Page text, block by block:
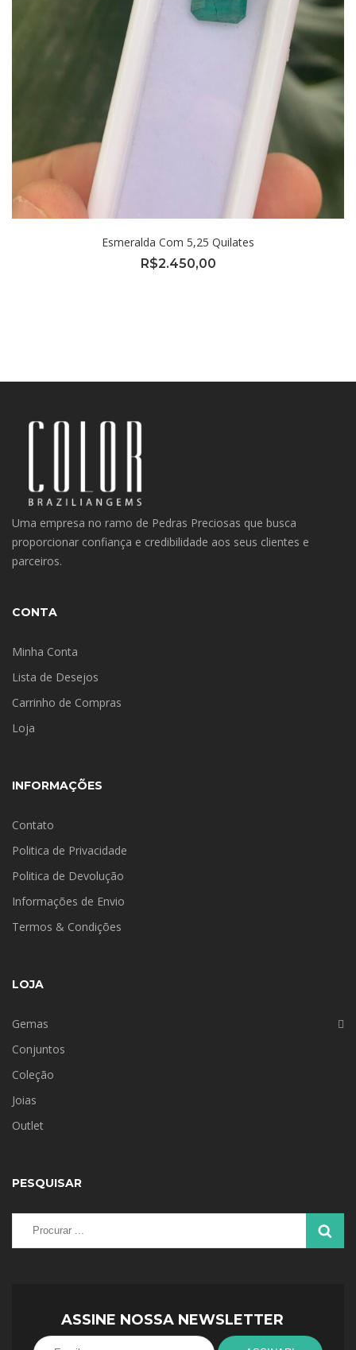
Esmeralda Com 5,25 Quilates
R$2.450,00
Uma empresa no ramo de Pedras Preciosas que busca
proporcionar confiança e credibilidade aos seus clientes e
parceiros.
CONTA
Minha Conta
Lista de Desejos
Carrinho de Compras
Loja
INFORMAÇÕES
Contato
Politica de Privacidade
Politica de Devolução
Informações de Envio
Termos & Condições
LOJA
Gemas
Conjuntos
Coleção
Joias
Outlet
PESQUISAR
ASSINE NOSSA NEWSLETTER